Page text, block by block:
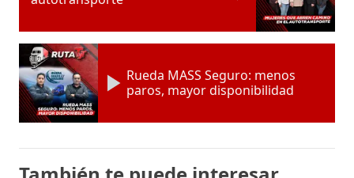
Rueda MASS Seguro: menos
paros, mayor disponibilidad